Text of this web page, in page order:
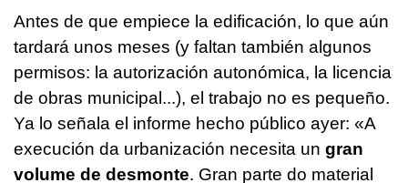
Antes de que empiece la edificación, lo que aún
tardará unos meses (y faltan también algunos
permisos: la autorización autonómica, la licencia
de obras municipal...), el trabajo no es pequeño.
Ya lo señala el informe hecho público ayer: «A
execución da urbanización necesita un gran
volume de desmonte. Gran parte do material